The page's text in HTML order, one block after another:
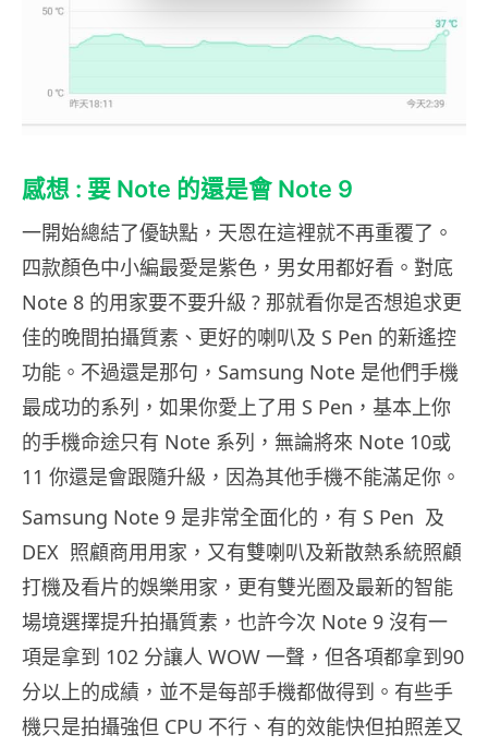
感想 : 要 Note 的還是會 Note 9
一開始總結了優缺點，天恩在這裡就不再重覆了。
四款顏色中小編最愛是紫色，男女用都好看。對底
Note 8 的用家要不要升級 ? 那就看你是否想追求更
佳的晚間拍攝質素、更好的喇叭及 S Pen 的新遙控
功能。不過還是那句，Samsung Note 是他們手機
最成功的系列，如果你愛上了用 S Pen，基本上你
的手機命途只有 Note 系列，無論將來 Note 10或
11 你還是會跟隨升級，因為其他手機不能滿足你。
Samsung Note 9 是非常全面化的，有 S Pen 及
DEX 照顧商用用家，又有雙喇叭及新散熱系統照顧
打機及看片的娛樂用家，更有雙光圈及最新的智能
場境選擇提升拍攝質素，也許今次 Note 9 沒有一
項是拿到 102 分讓人 WOW 一聲，但各項都拿到90
分以上的成績，並不是每部手機都做得到。有些手
機只是拍攝強但 CPU 不行、有的效能快但拍照差又